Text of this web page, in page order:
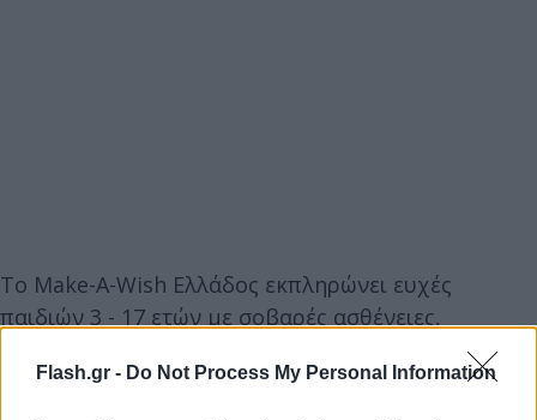
Flash.gr - Do Not Process My Personal Information
Το Make-A-Wish Ελλάδος εκπληρώνει ευχές
παιδιών 3 - 17 ετών με σοβαρές ασθένειες,
προσφέροντας σωματική και συναισθηματική
δύναμη τόσο στα παιδιά όσο και στις οικογένειές